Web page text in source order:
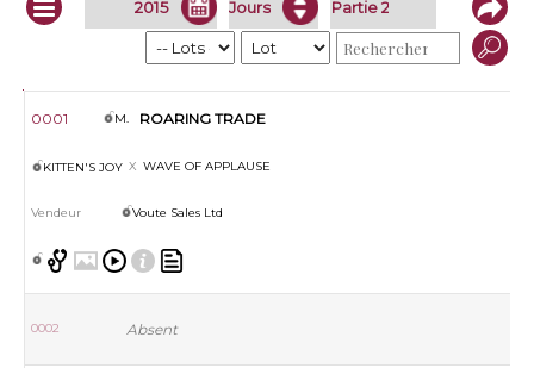
Lot
S. Nom Père Mère Vendeur
0001 M. ROARING TRADE
KITTEN'S JOY WAVE OF APPLAUSE
Voute Sales Ltd
0002 Absent